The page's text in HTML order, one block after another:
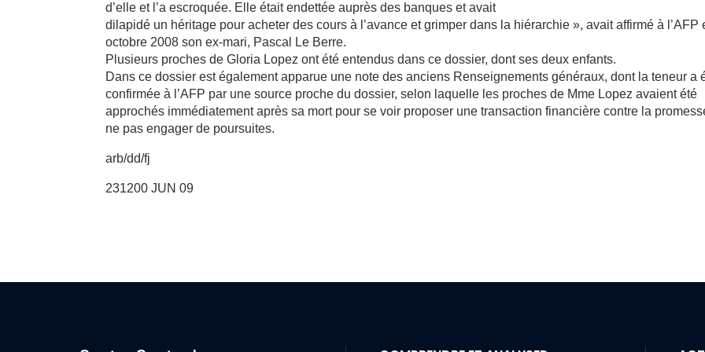
d’elle et l’a escroquée. Elle était endettée auprès des banques et avait
dilapidé un héritage pour acheter des cours à l’avance et grimper dans la hiérarchie », avait affirmé à l’AFP
octobre 2008 son ex-mari, Pascal Le Berre.
Plusieurs proches de Gloria Lopez ont été entendus dans ce dossier, dont ses deux enfants.
Dans ce dossier est également apparue une note des anciens Renseignements généraux, dont la teneur a
confirmée à l’AFP par une source proche du dossier, selon laquelle les proches de Mme Lopez avaient été
approchés immédiatement après sa mort pour se voir proposer une transaction financière contre la
ne pas engager de poursuites.
arb/dd/fj
231200 JUN 09